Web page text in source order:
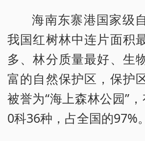
海南东寨港国家级
我国红树林中连片面积
多、林分质量最好、生
富的自然保护区，保护
被誉为“海上森林公园”
0科36种，占全国的97%。